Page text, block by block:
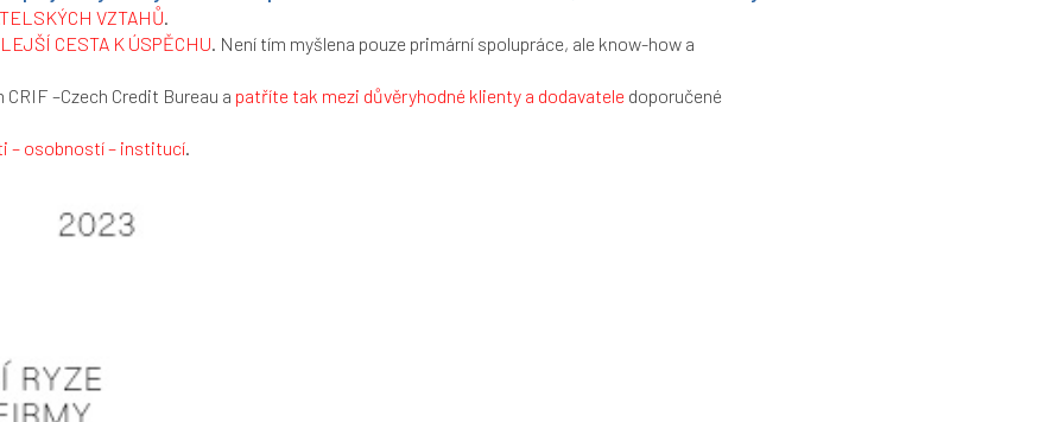
VZTAHŮ.
CESTA K ÚSPĚCHU. Není tím myšlena pouze primární spolupráce, ale know-how a
–Czech Credit Bureau a patříte tak mezi důvěryhodné klienty a dodavatele doporučené
– osobností – institucí.